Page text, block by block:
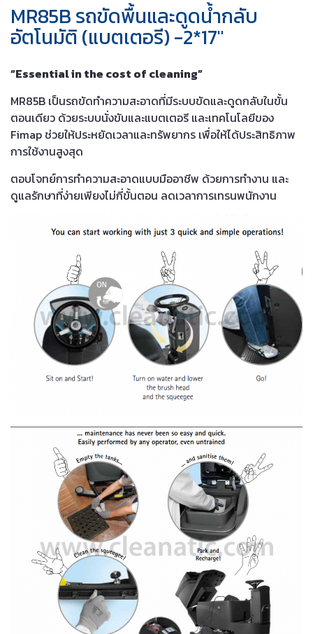
MR85B รถขัดพื้นและดูดน้ำกลับ
อัตโนมัติ (แบตเตอรี) -2*17″
“Essential in the cost of cleaning”
MR85B เป็นรถขัดทำความสะอาดที่มีระบบขัดและดูดกลับในขั้น
ตอนเดียว ด้วยระบบนั่งขับและแบตเตอรี และเทคโนโลยีของ
Fimap ช่วยให้ประหยัดเวลาและทรัพยากร เพื่อให้ได้ประสิทธิภาพ
การใช้งานสูงสุด
ตอบโจทย์การทำความสะอาดแบบมืออาชีพ ด้วยการทำงาน และ
ดูแลรักษาที่ง่ายเพียงไม่กี่ขั้นตอน ลดเวลาการเทรนพนักงาน